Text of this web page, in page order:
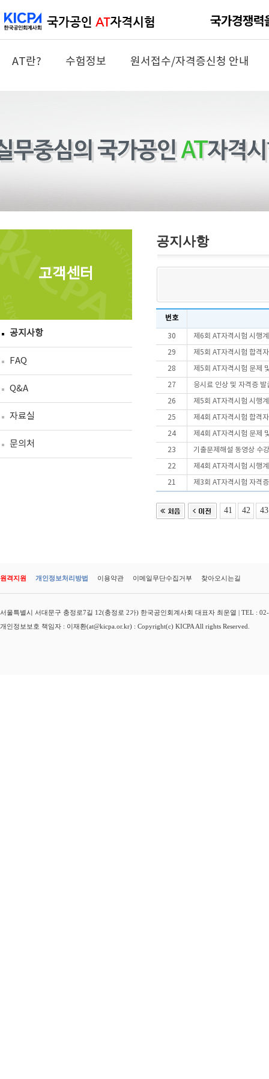
AT란? 수험정보 원서접수/자격증신청 안내
고객센터
공지사항
FAQ
Q&A
자료실
문의처
공지사항
번호
30 제6회 AT자격시험 시행
29 제5회 AT자격시험 합격
28 제5회 AT자격시험 문제
27 응시료 인상 및 자격증 발
26 제5회 AT자격시험 시행
25 제4회 AT자격시험 합격
24 제4회 AT자격시험 문제
23 기출문제해설 동영상 수
22 제4회 AT자격시험 시행
21 제3회 AT자격시험 자격
41 42 43
원격지원 개인정보처리방법 이용약관 이메일무단수집거부 찾아오시는길
서울특별시 서대문구 충정로7길 12(충정로 2가) 한국공인회계사회 대표자 최운열 | TEL :
개인정보보호 책임자 : 이재환(at@kicpa.or.kr) : Copyright(c) KICPA All rights Reserved.